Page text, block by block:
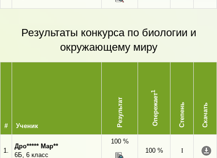
Результаты конкурса по биологии и
окружающему миру
# Ученик Результат Опережает
1
Степень Скачать
1.
Дро***** Мар**
6Б, 6 класс
100 %
100 %
I